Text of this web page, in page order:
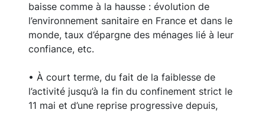
baisse comme à la hausse : évolution de
l’environnement sanitaire en France et dans le
monde, taux d’épargne des ménages lié à leur
confiance, etc.
• À court terme, du fait de la faiblesse de
l’activité jusqu’à la fin du confinement strict le
11 mai et d’une reprise progressive depuis,